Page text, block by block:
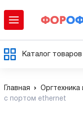
Каталог товаров
Главная
с портом ethernet